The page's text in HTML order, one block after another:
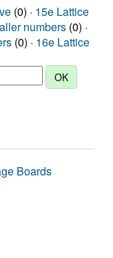
(0) · 15e Lattice
numbers (0) ·
(0) · 16e Lattice
Boards